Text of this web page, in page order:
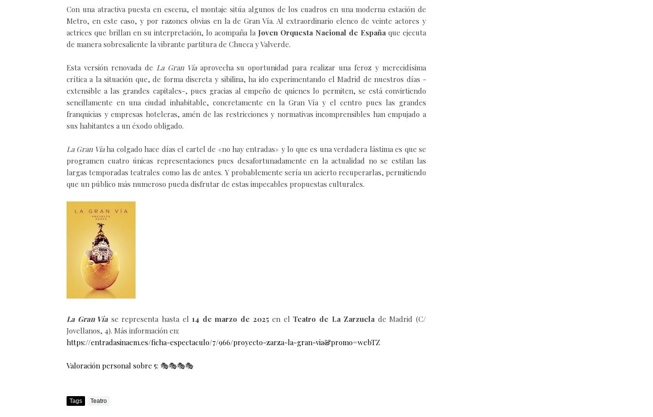
Con una atractiva puesta en escena, el montaje sitúa algunos de los cuadros en una moderna estación de
Metro, en este caso, y por razones obvias en la de Gran Vía.Al extraordinario elenco de veinte actores y
actrices que brillan en su interpretación, lo acompaña la Joven Orquesta Nacional de España que ejecuta
de manera sobresaliente la vibrante partitura de Chueca y Valverde.
Esta versión renovada de La Gran Víaaprovecha su oportunidad para realizar una feroz y merecidísima
crítica a la situación que, de forma discreta y sibilina, ha ido experimentando el Madrid de nuestros días -
extensible a las grandes capitales-, pues gracias al empeño de quienes lo permiten, se está convirtiendo
sencillamente en una ciudad inhabitable, concretamente en la Gran Vía y el centro pues las grandes
franquicias y empresas hoteleras, amén de las restricciones y normativas incomprensibles han empujado a
sus habitantes a un éxodo obligado.
La Gran Víaha colgado hace días el cartel de «no hay entradas» y lo que es una verdadera lástima es que se
programen cuatro únicas representaciones pues desafortunadamente en la actualidad no se estilan las
largas temporadas teatrales como las de antes. Y probablemente sería un acierto recuperarlas, permitiendo
que un público más numeroso pueda disfrutar de estas impecables propuestas culturales.
La Gran Víase representa hasta el14 de marzo de 2025en elTeatro de La Zarzuela de Madrid (C/
Jovellanos, 4). Más información en:
https://entradasinaem.es/ficha-espectaculo/7/966/proyecto-zarza-la-gran-via&promo=webTZ
Valoración personal sobre 5: 🎭🎭🎭🎭
Tags Teatro